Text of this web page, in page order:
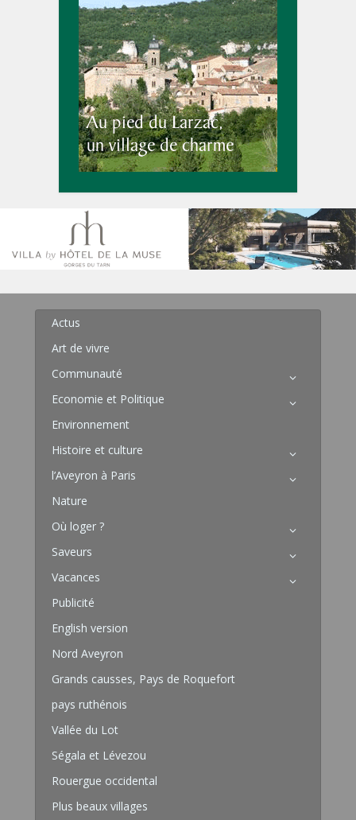
Actus
Art de vivre
Communauté
Economie et Politique
Environnement
Histoire et culture
l’Aveyron à Paris
Nature
Où loger ?
Saveurs
Vacances
Publicité
English version
Nord Aveyron
Grands causses, Pays de Roquefort
pays ruthénois
Vallée du Lot
Ségala et Lévezou
Rouergue occidental
Plus beaux villages